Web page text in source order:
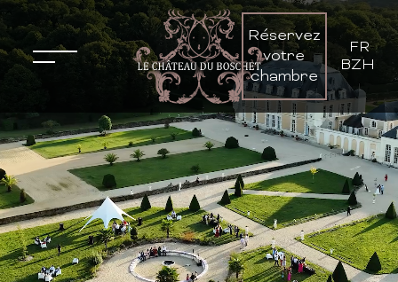
Réservez
votre
chambre
FR-
BZH